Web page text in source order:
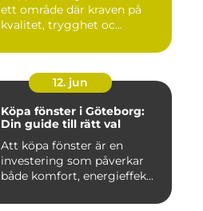
ett område där kraven på
kvalitet, trygghet oc...
12. jun
Köpa fönster i Göteborg:
Din guide till rätt val
Att köpa fönster är en
investering som påverkar
både komfort, energieffek...